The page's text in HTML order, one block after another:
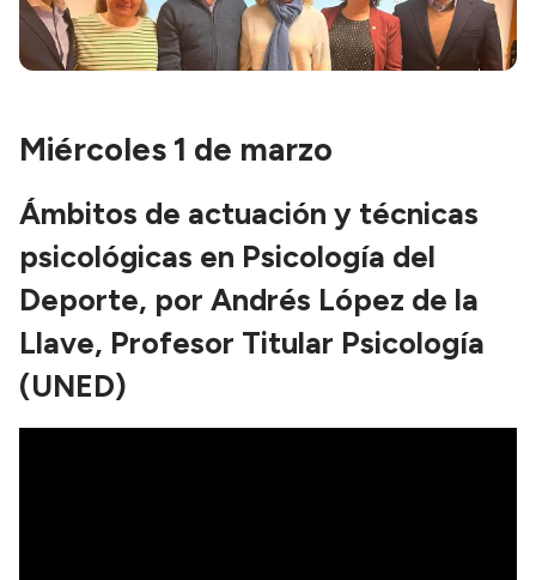
Miércoles 1 de marzo
Ámbitos de actuación y técnicas
psicológicas en Psicología del
Deporte, por Andrés López de la
Llave, Profesor Titular Psicología
(UNED)